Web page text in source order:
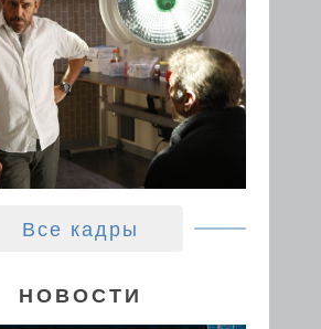
Все кадры
НОВОСТИ